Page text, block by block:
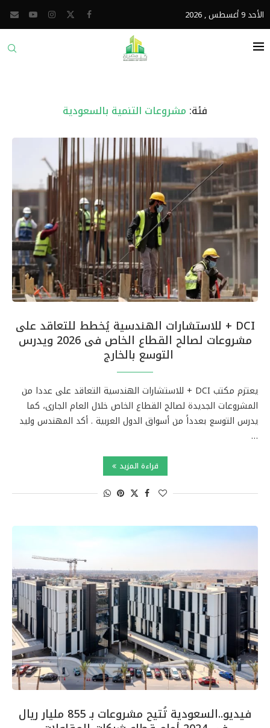
الأحد 9 أغسطس , 2026
فئة: مشروعات التنمية بالسعودية
DCI + للاستشارات الهندسية يُخطط للتعاقد على
مشروعات لصالح القطاع الخاص فى 2026 ويدرس
التوسع بالخارج
يعتزم مكتب DCI + للاستشارات الهندسية التعاقد على عددا من
المشروعات الجديدة لصالح القطاع الخاص خلال العام الجارى، كما
يدرس التوسع بعدداً من أسواق الدول العربية . أكد المهندس وليد
…
قراءة المزيد
فيديو..السعودية تُتيح مشروعات بـ 855 مليار ريال